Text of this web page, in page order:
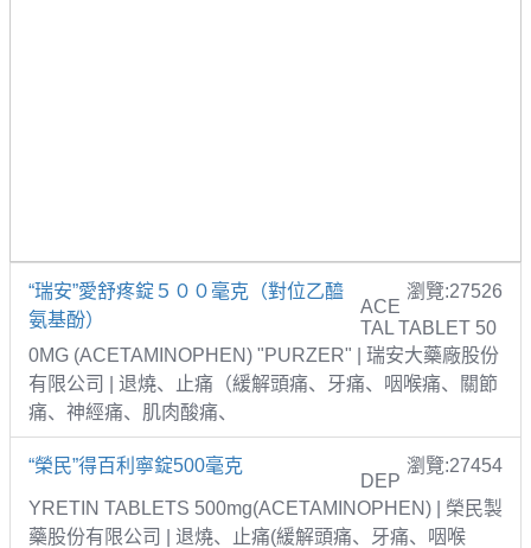
“瑞安”愛舒疼錠５００毫克（對位乙醯
氨基酚）
瀏覽:27526
ACE
TAL TABLET 50
0MG (ACETAMINOPHEN) "PURZER" | 瑞安大藥廠股份
有限公司 | 退燒、止痛（緩解頭痛、牙痛、咽喉痛、關節
痛、神經痛、肌肉酸痛、
“榮民”得百利寧錠500毫克 瀏覽:27454
DEP
YRETIN TABLETS 500mg(ACETAMINOPHEN) | 榮民製
藥股份有限公司 | 退燒、止痛(緩解頭痛、牙痛、咽喉